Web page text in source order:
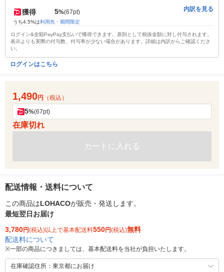
獲得 5%(67pt)
うち4.5%は利用先・期間限定
内訳を見る
ログイン&全額PayPay支払いで獲得できます。原則として税抜金額に対し付与されます。
表示よりも実際の付与数、付与率が少ない場合があります。詳細は内訳からご確認くださ
い。
ログインはこちら
1,490円 （税込）
5%(67pt)
在庫切れ
カートに入れる
配送情報・送料について
この商品はLOHACOが販売・発送します。
最短翌日お届け
3,780円(税込)以上で基本配送料550円(税込)無料
配送料について
※一部の商品につきましては、基本配送料を当社が負担いたします。
在庫確認住所：東京都にお届け